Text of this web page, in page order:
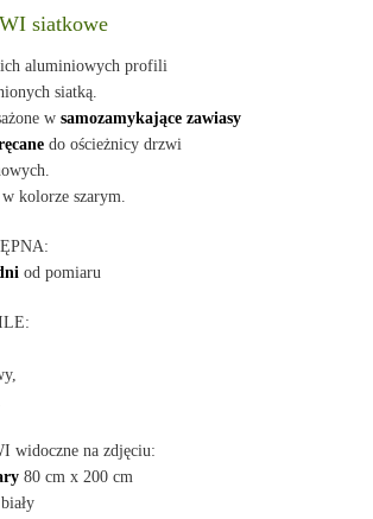
siatkowe
aluminiowych profili
siatką.
w samozamykające zawiasy
do ościeżnicy drzwi
w kolorze szarym.
od pomiaru
widoczne na zdjęciu:
80 cm x 200 cm